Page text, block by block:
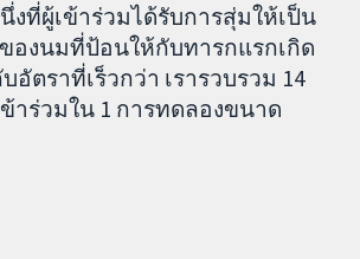
ที่ผู้เข้าร่วมได้รับการสุ่มให้เป็น
องนมที่ป้อนให้กับทารกแรกเกิด
ราที่เร็วกว่า เรารวบรวม 14
าร่วมใน 1 การทดลองขนาด